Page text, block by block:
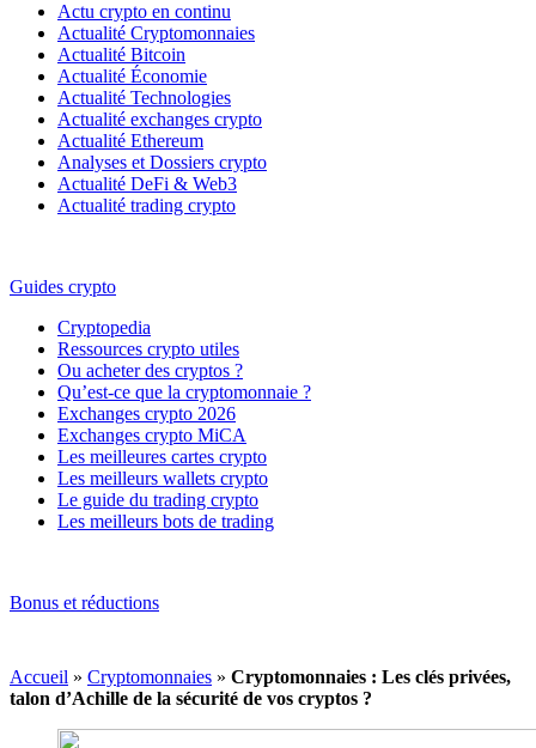
Actu crypto en continu
Actualité Cryptomonnaies
Actualité Bitcoin
Actualité Économie
Actualité Technologies
Actualité exchanges crypto
Actualité Ethereum
Analyses et Dossiers crypto
Actualité DeFi & Web3
Actualité trading crypto
Guides crypto
Cryptopedia
Ressources crypto utiles
Ou acheter des cryptos ?
Qu’est-ce que la cryptomonnaie ?
Exchanges crypto 2026
Exchanges crypto MiCA
Les meilleures cartes crypto
Les meilleurs wallets crypto
Le guide du trading crypto
Les meilleurs bots de trading
Bonus et réductions
Accueil » Cryptomonnaies » Cryptomonnaies : Les clés privées,
talon d’Achille de la sécurité de vos cryptos ?